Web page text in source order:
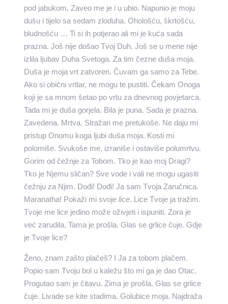
pod jabukom. Zaveo me je i u ubio. Napunio je moju
dušu i tijelo sa sedam zloduha. Ohološću, škrtošću,
bludnošću … Ti si ih potjerao ali mi je kuća sada
prazna. Još nije došao Tvoj Duh. Još se u mene nije
izlila ljubav Duha Svetoga. Za tim čezne duša moja.
Duša je moja vrt zatvoren. Čuvam ga samo za Tebe.
Ako si obični vrtlar, ne mogu te pustiti. Čekam Onoga
koji je sa mnom šetao po vrtu za dnevnog povjetarca.
Tada mi je duša gorjela. Bila je puna. Sada je prazna.
Zavedena. Mrtva. Stražari me pretukoše. Ne daju mi
pristup Onomu koga ljubi duša moja. Kosti mi
polomiše. Svukoše me, izraniše i ostaviše polumrtvu.
Gorim od čežnje za Tobom. Tko je kao moj Dragi?
Tko je Njemu sličan? Sve vode i vali ne mogu ugasiti
čežnju za Njim. Dođi! Dođi! Ja sam Tvoja Zaručnica.
Maranatha! Pokaži mi svoje lice. Lice Tvoje ja tražim.
Tvoje me lice jedino može oživjeti i ispuniti. Zora je
već zarudila. Tama je prošla. Glas se grlice čuje. Gdje
je Tvoje lice?
Ženo, znam zašto plačeš? I Ja za tobom plačem.
Popio sam Tvoju bol u kaležu što mi ga je dao Otac.
Progutao sam je čitavu. Zima je prošla. Glas se grlice
čuje. Livade se kite stadima. Golubice moja. Najdraža